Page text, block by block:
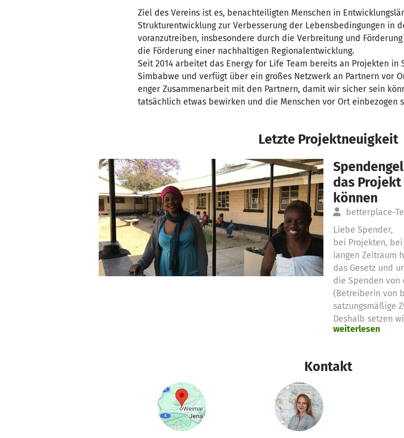
Ziel des Vereins ist es, benachteiligten Menschen in
Strukturentwicklung zur Verbesserung der Lebensbedingungen in
voranzutreiben, insbesondere durch die Verbreitung und
die Förderung einer nachhaltigen Regionalentwicklung.
Seit 2014 arbeitet das Energy for Life Team bereits an Projekten in
Simbabwe und verfügt über ein großes Netzwerk an Partnern vor
enger Zusammenarbeit mit den Partnern, damit wir sicher sein
tatsächlich etwas bewirken und die Menschen vor Ort einbezogen
Letzte Projektneuigkeit
das Projekt
können
betterplace-
Liebe Spender,
bei Projekten,
langen Zeitraum
das Gesetz und
die Spenden von
(Betreiberin von
satzungsmäßige
Deshalb setzen
Spendengelder
weiterlesen
Kontakt